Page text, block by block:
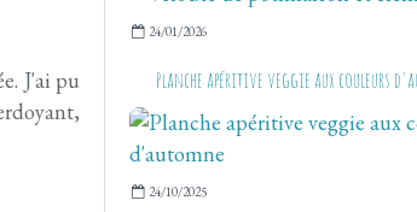
J'ai pu
24/01/2026
Planche apéritive veggie aux couleurs
24/10/2025